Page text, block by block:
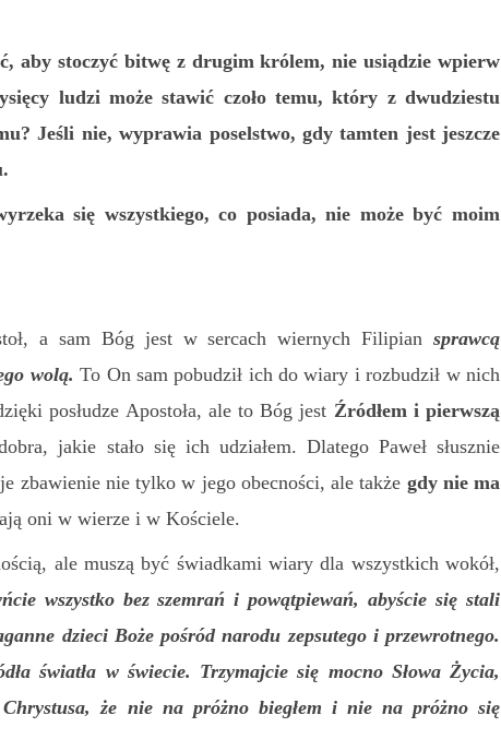
aby stoczyć bitwę z drugim królem, nie usiądzie wpierw
ludzi może stawić czoło temu, który z dwudziestu
Jeśli nie, wyprawia poselstwo, gdy tamten jest jeszcze
się wszystkiego, co posiada, nie może być moim
a sam Bóg jest w sercach wiernych Filipian sprawcą
wolą. To On sam pobudził ich do wiary i rozbudził w nich
posłudze Apostoła, ale to Bóg jest Źródłem i pierwszą
jakie stało się ich udziałem. Dlatego Paweł słusznie
zbawienie nie tylko w jego obecności, ale także gdy nie ma
oni w wierze i w Kościele.
ale muszą być świadkami wiary dla wszystkich wokół,
wszystko bez szemrań i powątpiewań, abyście się stali
dzieci Boże pośród narodu zepsutego i przewrotnego.
światła w świecie. Trzymajcie się mocno Słowa Życia,
że nie na próżno biegłem i nie na próżno się